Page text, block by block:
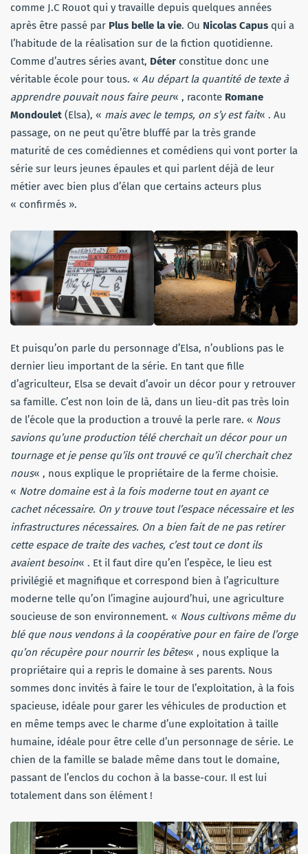
comme J.C Rouot qui y travaille depuis quelques années
après être passé par Plus belle la vie. Ou Nicolas Capus qui a
l’habitude de la réalisation sur de la fiction quotidienne.
Comme d’autres séries avant, Déter constitue donc une
véritable école pour tous. « Au départ la quantité de texte à
apprendre pouvait nous faire peur« , raconte Romane
Mondoulet (Elsa), « mais avec le temps, on s’y est fait« . Au
passage, on ne peut qu’être bluffé par la très grande
maturité de ces comédiennes et comédiens qui vont porter la
série sur leurs jeunes épaules et qui parlent déjà de leur
métier avec bien plus d’élan que certains acteurs plus
« confirmés ».
Et puisqu’on parle du personnage d’Elsa, n’oublions pas le
dernier lieu important de la série. En tant que fille
d’agriculteur, Elsa se devait d’avoir un décor pour y retrouver
sa famille. C’est non loin de là, dans un lieu-dit pas très loin
de l’école que la production a trouvé la perle rare. « Nous
savions qu’une production télé cherchait un décor pour un
tournage et je pense qu’ils ont trouvé ce qu’il cherchait chez
nous« , nous explique le propriétaire de la ferme choisie.
« Notre domaine est à la fois moderne tout en ayant ce
cachet nécessaire. On y trouve tout l’espace nécessaire et les
infrastructures nécessaires. On a bien fait de ne pas retirer
cette espace de traite des vaches, c’est tout ce dont ils
avaient besoin« . Et il faut dire qu’en l’espèce, le lieu est
privilégié et magnifique et correspond bien à l’agriculture
moderne telle qu’on l’imagine aujourd’hui, une agriculture
soucieuse de son environnement. « Nous cultivons même du
blé que nous vendons à la coopérative pour en faire de l’orge
qu’on récupère pour nourrir les bêtes« , nous explique la
propriétaire qui a repris le domaine à ses parents. Nous
sommes donc invités à faire le tour de l’exploitation, à la fois
spacieuse, idéale pour garer les véhicules de production et
en même temps avec le charme d’une exploitation à taille
humaine, idéale pour être celle d’un personnage de série. Le
chien de la famille se balade même dans tout le domaine,
passant de l’enclos du cochon à la basse-cour. Il est lui
totalement dans son élément !